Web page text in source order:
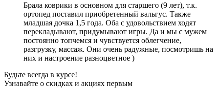
Брала коврики в основном для старшего (9 лет), т.к.
ортопед поставил приобретенный вальгус. Также
младшая дочка 1,5 года. Оба с удовольствием ходят
перекладывают, придумывают игры. Да и мы с мужем
постоянно топчемся и чувствуется облегчение,
разгрузку, массаж. Они очень радужные, посмотришь на
них и настроение разноцветное )
Будьте всегда в курсе!
Узнавайте о скидках и акциях первым